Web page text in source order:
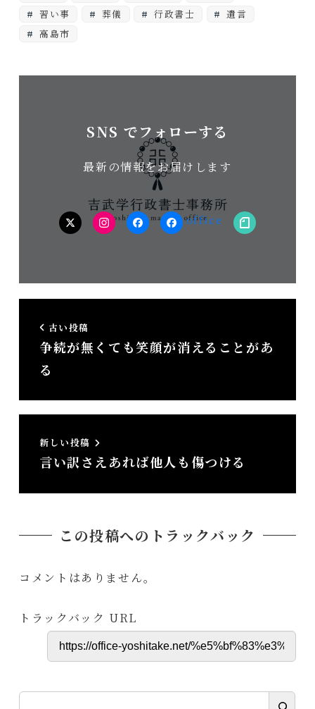
習い事
葬儀 行政書士
遺言
高島市
SNS でフォローする
最新の情報をお届けします
twitterInstagramfacebook（個
facebook（事note
古い投稿
争続が無くても笑顔が消えることがあ
る
新しい投稿
言い訳さえあれば他人も傷つける
この投稿へのトラックバック
コメントはありません。
トラックバック URL